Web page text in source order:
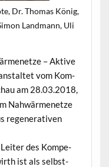
Dr. Thomas König,
Land­mann, Uli
– Aktive
vom Kom­
am 28.03.2018,
Nah­wärmenet­ze
regen­er­a­tiv­en
des Kom­pe­
ist als selb­st­